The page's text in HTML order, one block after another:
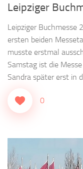
Leipziger
Leipziger Buchmesse
ersten beiden
musste erstmal
Samstag ist die
Sandra später erst in
0